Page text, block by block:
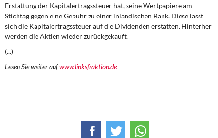
Institut Solidarische Moderne
Rosa-Luxemburg-Stiftung
Über mich
Erstattung der Kapitalertragssteuer hat, seine Wertpapiere am
Stichtag gegen eine Gebühr zu einer inländischen Bank. Diese lässt
sich die Kapitalertragssteuer auf die Dividenden erstatten. Hinterher
werden die Aktien wieder zurückgekauft.
(...)
Lesen Sie weiter aufwww.linksfraktion.de